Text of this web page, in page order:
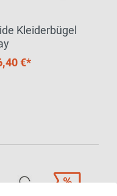
Kleiderbügel
€*